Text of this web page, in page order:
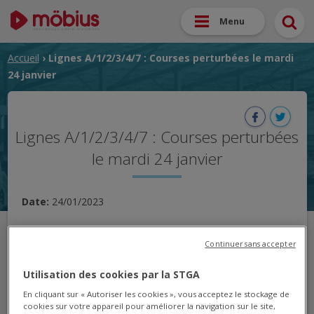
Menu
Accueil › Lignes A/1/2/3/4/7 : Courses perturbées le mardi
24 janvier
Lignes A/1/2/3/4/7 : Courses perturbées
le mardi 24 janvier
Date: 24/01/2023
de personnel de conduite et d'un préavis de grève déposé
pourront pas être assurées ce mardi 24 janvier.
Utilisation des cookies par la STGA
En cliquant sur « Autoriser les cookies », vous acceptez le stockage de
cookies sur votre appareil pour améliorer la navigation sur le site,
Continuer sans accepter